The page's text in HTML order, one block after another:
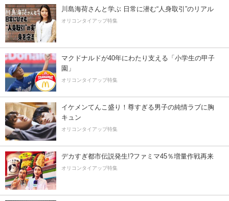
川島海荷さんと学ぶ 日常に潜む“人身取引”のリアル
オリコンタイアップ特集
マクドナルドが40年にわたり支える「小学生の甲子
園」
オリコンタイアップ特集
イケメンてんこ盛り！尊すぎる男子の純情ラブに胸
キュン
オリコンタイアップ特集
デカすぎ都市伝説発生!?ファミマ45％増量作戦再来
オリコンタイアップ特集